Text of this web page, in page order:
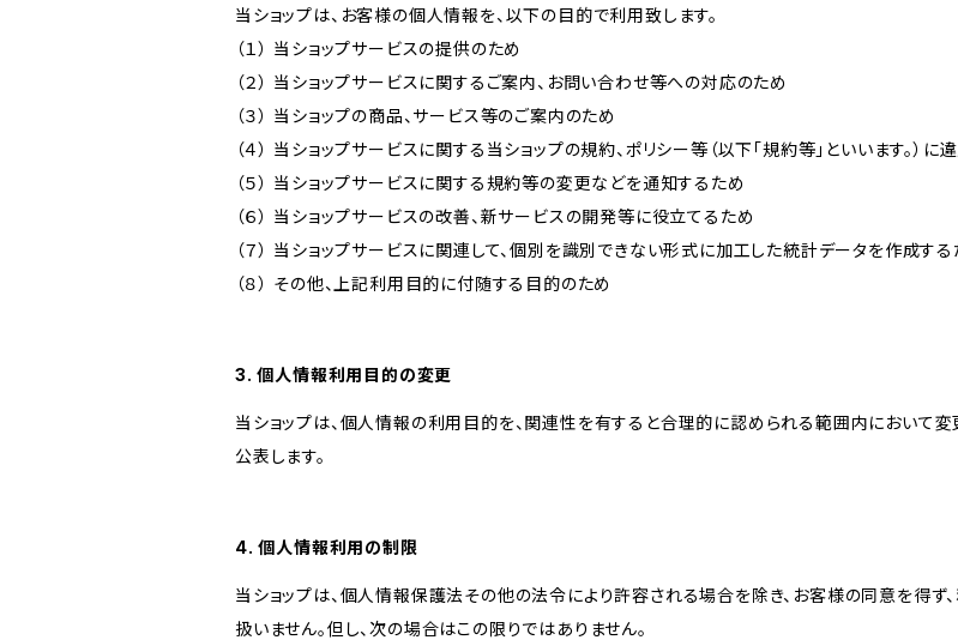
当ショップは、お客様の個人情報を、以下の目的で利用致します。
（１） 当ショップサービスの提供のため
（２） 当ショップサービスに関するご案内、お問い合わせ等への対応のため
（３） 当ショップの商品、サービス等のご案内のため
（４） 当ショップサービスに関する当ショップの規約、ポリシー等（以下「規約等」といいます。）
（５） 当ショップサービスに関する規約等の変更などを通知するため
（６） 当ショップサービスの改善、新サービスの開発等に役立てるため
（７） 当ショップサービスに関連して、個別を識別できない形式に加工した統計データを作成する
（８） その他、上記利用目的に付随する目的のため
3. 個人情報利用目的の変更
当ショップは、個人情報の利用目的を、関連性を有すると合理的に認められる範囲内において
公表します。
4. 個人情報利用の制限
当ショップは、個人情報保護法その他の法令により許容される場合を除き、お客様の同意を得
扱いません。但し、次の場合はこの限りではありません。